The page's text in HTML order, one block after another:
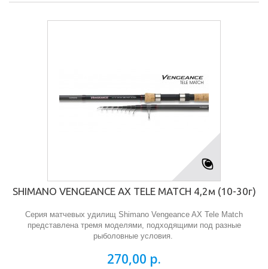
SHIMANO VENGEANCE AX TELE MATCH 4,2м (10-30г)
Серия матчевых удилищ Shimano Vengeance AX Tele Match
представлена тремя моделями, подходящими под разные
рыболовные условия.
270,00 р.